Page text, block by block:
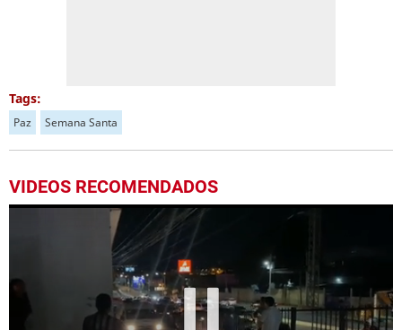
Tags:
Paz Semana Santa
VIDEOS RECOMENDADOS